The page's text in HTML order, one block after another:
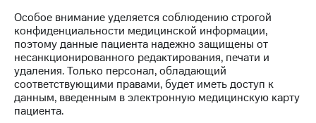
Корпоративный
секретарь
Раскрытие
информации
Информация
акционерам
Документы
Особое внимание уделяется соблюдению строгой
конфиденциальности медицинской информации,
поэтому данные пациента надежно защищены от
несанкционированного редактирования, печати и
удаления. Только персонал, обладающий
соответствующими правами, будет иметь доступ к
данным, введенным в электронную медицинскую карту
пациента.